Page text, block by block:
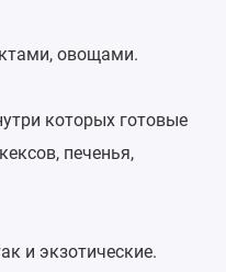
овощами.
которых готовые
печенья,
и экзотические.